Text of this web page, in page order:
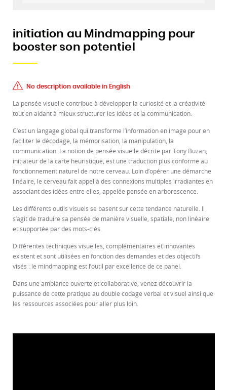
initiation au Mindmapping pour
booster son potentiel
No description available in English
La pensée visuelle contribue à développer la curiosité et la créativité
tout en aidant à mieux structurer les idées et la communication.
C’est un langage global qui transforme l’information en image pour en
faciliter le décodage, la mémorisation, la manipulation, la
communication. La notion de pensée visuelle décrite par Tony Buzan,
initiateur de la carte heuristique, est une traduction plus conforme au
fonctionnement naturel de notre cerveau. Loin d’opérer une démarche
linéaire, le cerveau fait appel à des connexions multiples irradiantes en
associant des idées entre elles, appelée pensée en arborescence.
Les différents outils visuels se basent sur cette tendance naturelle. Il
s’agit de traduire sa pensée de manière visuelle, spatiale, non linéaire
et supportée par des mots-clés.
Différentes techniques visuelles, complémentaires et innovantes
existent et sont utilisées en fonction des demandes et des objectifs
visés : le mindmapping est l’outil par excellence de ce panel.
Dans une ambiance ouverte et collaborative, venez découvrir la
puissance de cette pratique au double codage verbal et visuel ainsi que
les ressources associées pour aller plus loin.